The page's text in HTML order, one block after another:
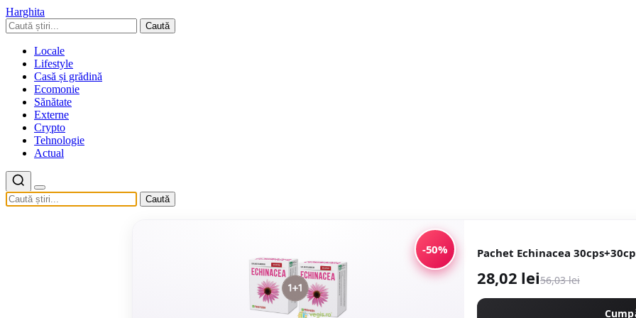
Harghita
Caută
Locale
Lifestyle
Casă și grădină
Ecomonie
Sănătate
Externe
Crypto
Tehnologie
Actual
Caută
-50% Pachet Echinacea
28,02 lei56,03 lei